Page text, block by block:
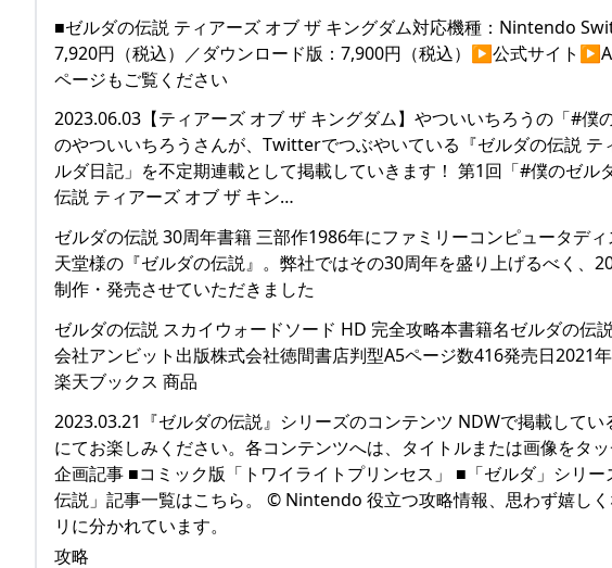
■ゼルダの伝説 ティアーズ オブ ザ キングダム対応機種：Nintendo
7,920円（税込）／ダウンロード版：7,900円（税込）▶︎公式サイト
ページもご覧ください
2023.06.03【ティアーズ オブ ザ キングダム】やついいちろうの「#僕
のやついいちろうさんが、Twitterでつぶやいている『ゼルダの伝説
ルダ日記」を不定期連載として掲載していきます！ 第1回「#僕のゼ
伝説 ティアーズ オブ ザ キン…
ゼルダの伝説 30周年書籍 三部作1986年にファミリーコンピュータデ
天堂様の『ゼルダの伝説』。弊社ではその30周年を盛り上げるべく、
制作・発売させていただきました
ゼルダの伝説 スカイウォードソード HD 完全攻略本書籍名ゼルダの伝
会社アンビット出版株式会社徳間書店判型A5ページ数416発売日2021
楽天ブックス 商品
2023.03.21『ゼルダの伝説』シリーズのコンテンツ NDWで掲載して
にてお楽しみください。各コンテンツへは、タイトルまたは画像をタ
企画記事 ■コミック版「トワイライトプリンセス」 ■「ゼルダ」シリ
伝説」記事一覧はこちら。 © Nintendo 役立つ攻略情報、思わず嬉し
リに分かれています。
攻略